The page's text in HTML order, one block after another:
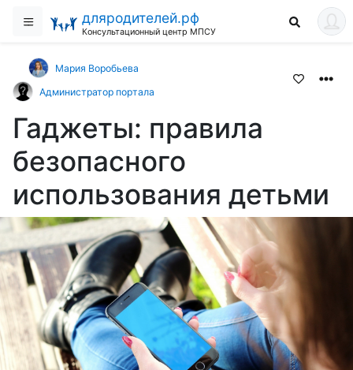
дляродителей.рф
Консультационный центр МПСУ
Мария Воробьева
Администратор портала
Гаджеты: правила
безопасного
использования детьми